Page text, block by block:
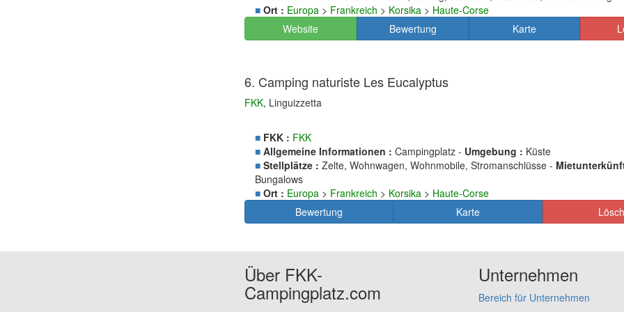
■ Ort : Europa > Frankreich > Korsika > Haute-Corse
Website
Bewertung Karte
6. Camping naturiste Les Eucalyptus
FKK, Linguizzetta
■ FKK : FKK
■ Allgemeine Informationen : Campingplatz - Umgebung : Küste
■ Stellplätze : Zelte, Wohnwagen, Wohnmobile, Stromanschlüsse -
Bungalows
■ Ort : Europa > Frankreich > Korsika > Haute-Corse
Bewertung
Karte
Über FKK-
Campingplatz.com
Unternehmen
Bereich für Unternehmen